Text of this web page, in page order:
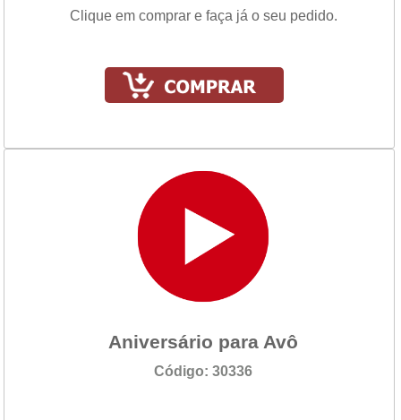
Clique em comprar e faça já o seu pedido.
Aniversário para Avô
Código: 30336